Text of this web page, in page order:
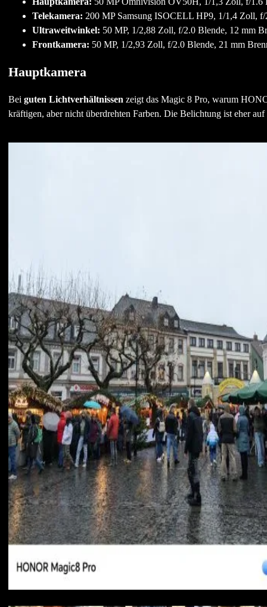
Telekamera: 200 MP Samsung ISOCELL HP9, 1/1,4 Zoll,
Ultraweitwinkel: 50 MP, 1/2,88 Zoll, f/2.0 Blende, 12 mm
Frontkamera: 50 MP, 1/2,93 Zoll, f/2.0 Blende, 21 mm
Hauptkamera
Bei guten Lichtverhältnissen zeigt das Magic 8 Pro, warum
kräftigen, aber nicht überdrehten Farben. Die Belichtung ist eher